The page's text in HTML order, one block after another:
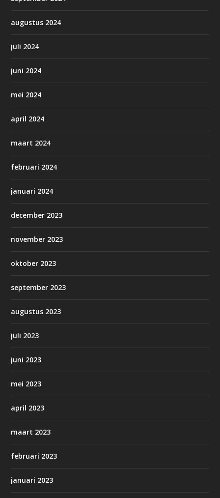
augustus 2024
juli 2024
juni 2024
mei 2024
april 2024
maart 2024
februari 2024
januari 2024
december 2023
november 2023
oktober 2023
september 2023
augustus 2023
juli 2023
juni 2023
mei 2023
april 2023
maart 2023
februari 2023
januari 2023